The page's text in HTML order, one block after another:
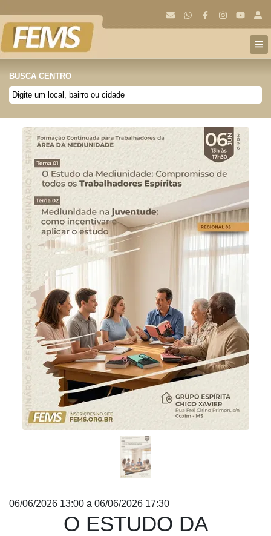
BUSCA CENTRO
Anterior
06/06/2026 13:00 a 06/06/2026 17:30
O ESTUDO DA